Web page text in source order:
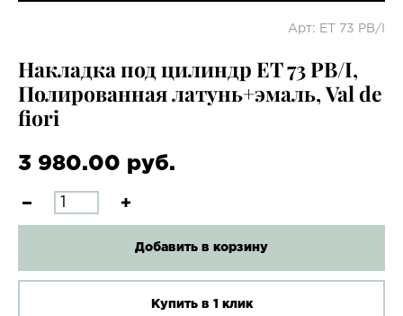
Арт: ET 73 PB/I
Накладка под цилиндр ET 73 PB/I,
Полированная латунь+эмаль, Val de
fiori
3 980.00 руб.
Добавить в корзину
Купить в 1 клик